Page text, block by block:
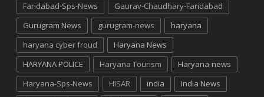
Faridabad-Sps-News
Gaurav-Chaudhary-Faridabad
Gurugram News
gurugram-news
haryana
haryana cyber froud
Haryana News
HARYANA POLICE
Haryana Tourism
Haryana-news
Haryana-Sps-News
HISAR india
India News